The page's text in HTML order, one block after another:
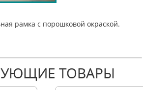
рамка с порошковой окраской.
ТОВАРЫ